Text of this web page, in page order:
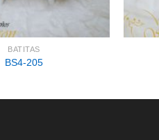
BATITAS
BS4-205